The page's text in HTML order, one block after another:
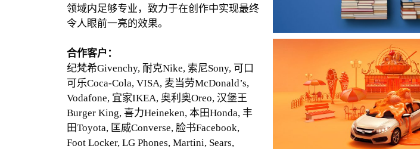
领域内足够专业，致力于在创作中实现最终
令人眼前一亮的效果。
合作客户：
纪梵希Givenchy, 耐克Nike, 索尼Sony, 可口
可乐Coca-Cola, VISA, 麦当劳McDonald’s,
Vodafone, 宜家IKEA, 奥利奥Oreo, 汉堡王
Burger King, 喜力Heineken, 本田Honda, 丰
田Toyota, 匡威Converse, 脸书Facebook,
Foot Locker, LG Phones, Martini, Sears,